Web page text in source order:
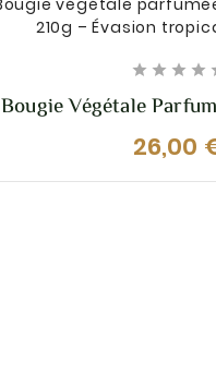
   
Bougie Végétale
Siam 210g – Évasion
26,00